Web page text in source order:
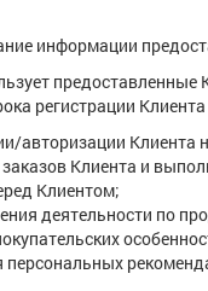
информации
регистрации
авторизации Клиента
Клиента и
Клиентом;
деятельности по
персональных